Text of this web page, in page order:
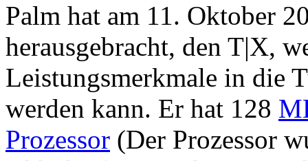
Palm hat am 11. Oktober
herausgebracht, den T|X,
Leistungsmerkmale in die
werden kann. Er hat 128
Prozessor (Der Prozessor